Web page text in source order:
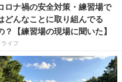
ロナ禍の安全対策・練習場で
どんなことに取り組んでる
？【練習場の現場に聞いた】
ライフ